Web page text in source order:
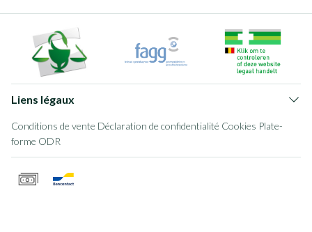
Liens légaux
Conditions de vente Déclaration de confidentialité Cookies Plate-
forme ODR